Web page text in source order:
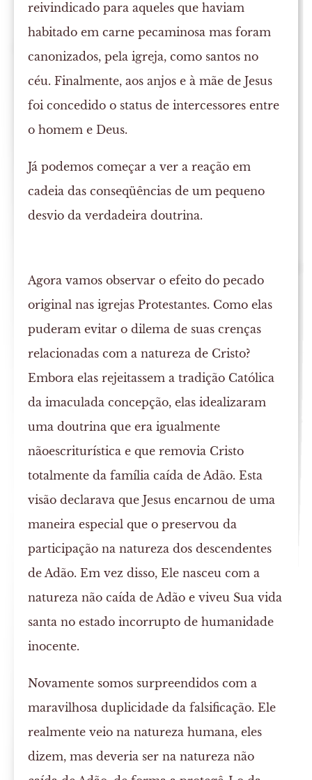
reivindicado para aqueles que haviam
habitado em carne pecaminosa mas foram
canonizados, pela igreja, como santos no
céu. Finalmente, aos anjos e à mãe de Jesus
foi concedido o status de intercessores entre
o homem e Deus.
Já podemos começar a ver a reação em
cadeia das conseqüências de um pequeno
desvio da verdadeira doutrina.
Agora vamos observar o efeito do pecado
original nas igrejas Protestantes. Como elas
puderam evitar o dilema de suas crenças
relacionadas com a natureza de Cristo?
Embora elas rejeitassem a tradição Católica
da imaculada concepção, elas idealizaram
uma doutrina que era igualmente
nãoescriturística e que removia Cristo
totalmente da família caída de Adão. Esta
visão declarava que Jesus encarnou de uma
maneira especial que o preservou da
participação na natureza dos descendentes
de Adão. Em vez disso, Ele nasceu com a
natureza não caída de Adão e viveu Sua vida
santa no estado incorrupto de humanidade
inocente.
Novamente somos surpreendidos com a
maravilhosa duplicidade da falsificação. Ele
realmente veio na natureza humana, eles
dizem, mas deveria ser na natureza não